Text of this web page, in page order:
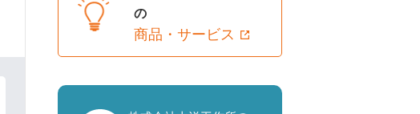
の
商品・サービス